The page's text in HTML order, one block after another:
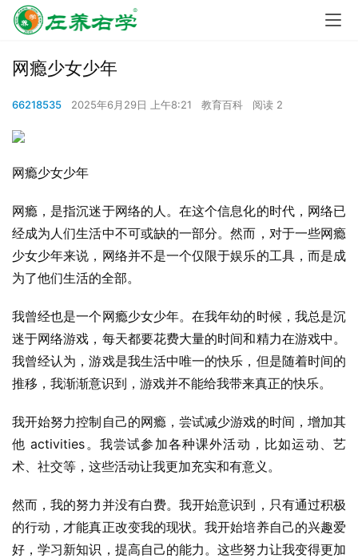
网瘾少女少年
66218535 2025年6月29日 上午8:21 教育百科 阅读 2
网瘾少女少年
网瘾，是指沉迷于网络的人。在这个信息化的时代，网络已
经成为人们生活中不可或缺的一部分。然而，对于一些网瘾
少女少年来说，网络并不是一个仅限于娱乐的工具，而是成
为了他们生活的全部。
我曾经也是一个网瘾少女少年。在我年幼的时候，我总是沉
迷于网络游戏，每天都要花费大量的时间和精力在游戏中。
我曾经认为，游戏是我生活中唯一的快乐，但是随着时间的
推移，我渐渐意识到，游戏并不能给我带来真正的快乐。
我开始努力控制自己的网瘾，尝试减少游戏的时间，增加其
他 activities。我尝试参加各种课外活动，比如运动、艺
术、社交等，这些活动让我更加充实和有意义。
然而，我的努力并没有白费。我开始意识到，只有通过积极
的行动，才能真正改变我的现状。我开始培养自己的兴趣爱
好，学习新知识，提高自己的能力。这些努力让我变得更加